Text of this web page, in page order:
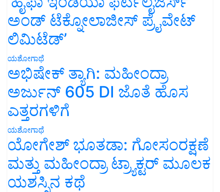
ಅಂಡ್ ಟೆಕ್ನೋಲಾಜೀಸ್ ಪ್ರೈವೇಟ್
ಲಿಮಿಟೆಡ್’
ಯಶೋಗಾಥೆ
ಅಭಿಷೇಕ್ ತ್ಯಾಗಿ: ಮಹೀಂದ್ರಾ
ಅರ್ಜುನ್ 605 DI ಜೊತೆ ಹೊಸ
ಎತ್ತರಗಳಿಗೆ
ಯಶೋಗಾಥೆ
ಯೋಗೇಶ್ ಭೂತಡಾ: ಗೋಸಂರಕ್ಷಣೆ
ಮತ್ತು ಮಹೀಂದ್ರಾ ಟ್ರ್ಯಾಕ್ಟರ್ ಮೂಲಕ
ಯಶಸ್ಸಿನ ಕಥೆ